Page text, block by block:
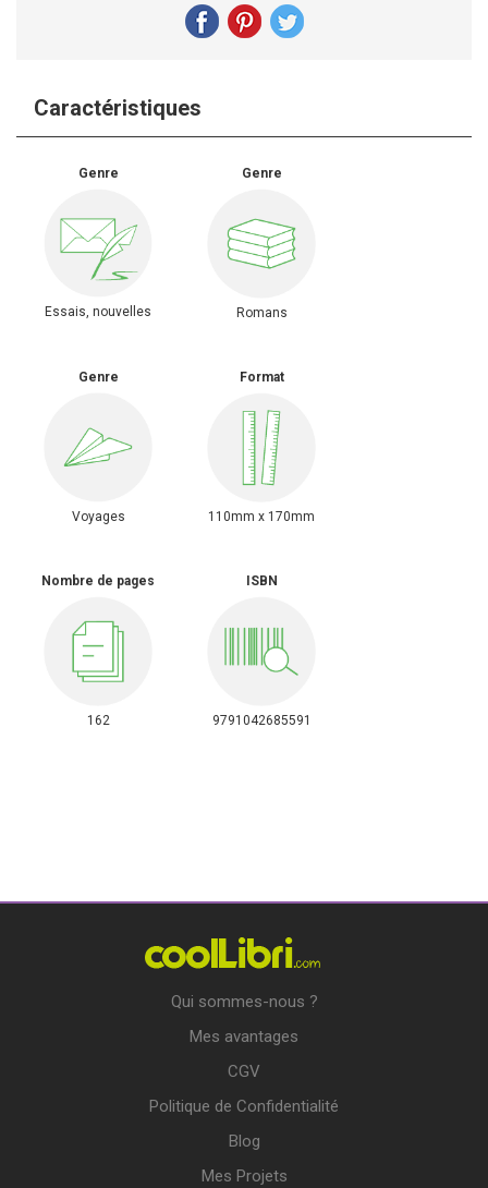
Caractéristiques
Genre
Essais, nouvelles
Genre
Romans
Genre
Voyages
Format
110mm x 170mm
Nombre de pages
162
ISBN
9791042685591
Qui sommes-nous ?
Mes avantages
CGV
Politique de Confidentialité
Blog
Mes Projets